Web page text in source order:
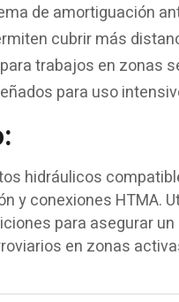
de amortiguación
cubrir más
trabajos en zonas
para uso
hidráulicos
y conexiones HTMA.
para asegurar
en zonas